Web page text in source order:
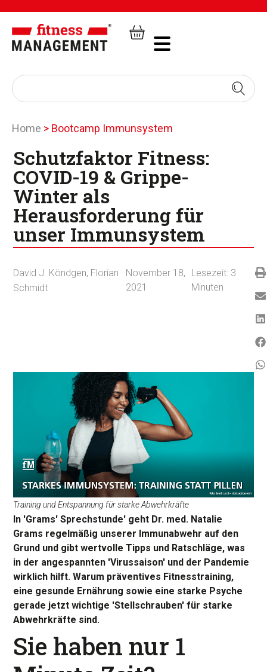
Home > Bootcamp Immunsystem
Schutzfaktor Fitness:
COVID-19 & Grippe-
Winter als
Herausforderung für
unser Immunsystem
David J. Köndgen, Florian
Schmidt
November 18,
2021
Lesezeit: 3
Minuten
Training und Entspannung für starke Abwehrkräfte
In 'Grams' Sprechstunde' geht Dr. med. Natalie
Grams regelmäßig unserer Immunabwehr auf den
Grund und gibt wertvolle Tipps und Ratschläge, was
in der angespannten 'Virussaison' und der Pandemie
wirklich hilft. Warum präventives Fitnesstraining,
eine gesunde Ernährung sowie eine starke Psyche
gerade jetzt wichtige 'Stellschrauben' für starke
Abwehrkräfte sind.
Sie haben nur 1